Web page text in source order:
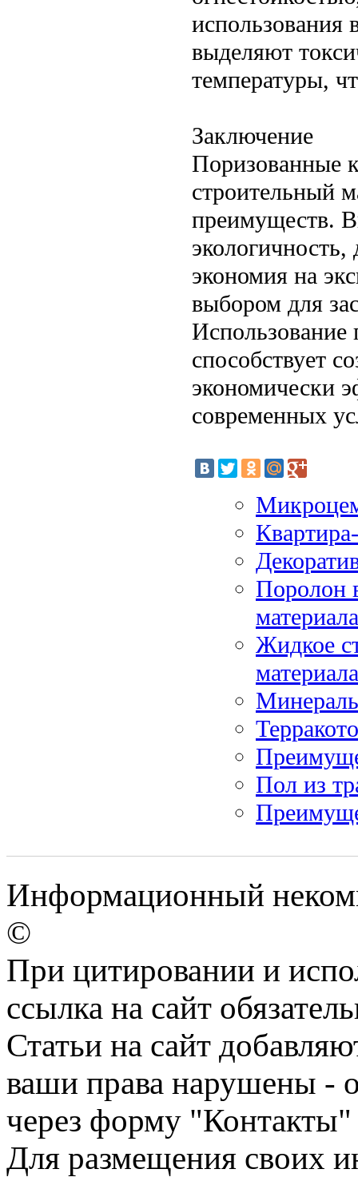
использования
выделяют
температуры,
Заключение
Поризованные
строительный
преимуществ.
экологичность,
экономия на
выбором для
Использование
способствует
экономически
современных
Поролон
материала
Жидкое
материала
Пол из
Информационный
©
При цитировании и
ссылка на сайт
Статьи на сайт
ваши права нарушены -
через форму "Контакты"
Для размещения своих